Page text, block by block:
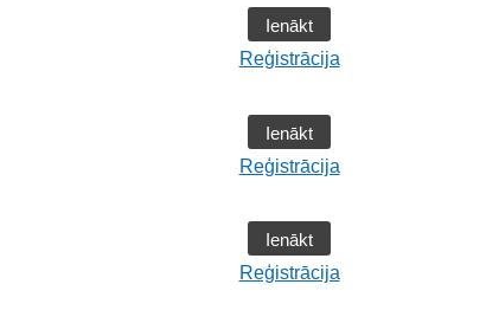
Ienākt
Reģistrācija
Ienākt
Reģistrācija
Ienākt
Reģistrācija